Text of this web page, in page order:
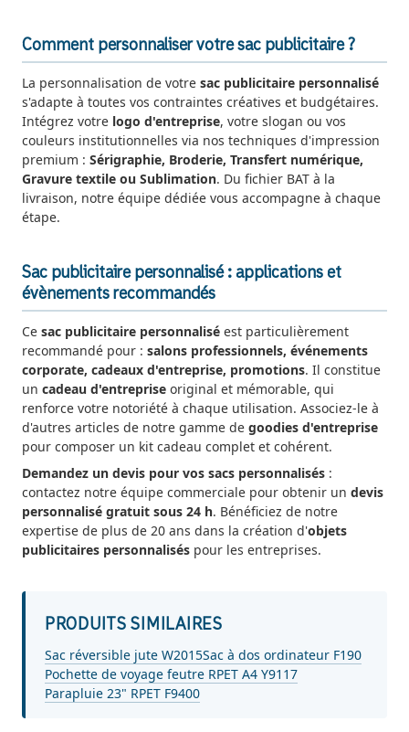
Comment personnaliser votre sac publicitaire ?
La personnalisation de votre sac publicitaire personnalisé
s'adapte à toutes vos contraintes créatives et budgétaires.
Intégrez votre logo d'entreprise, votre slogan ou vos
couleurs institutionnelles via nos techniques d'impression
premium : Sérigraphie, Broderie, Transfert numérique,
Gravure textile ou Sublimation. Du fichier BAT à la
livraison, notre équipe dédiée vous accompagne à chaque
étape.
Sac publicitaire personnalisé : applications et
évènements recommandés
Ce sac publicitaire personnalisé est particulièrement
recommandé pour : salons professionnels, événements
corporate, cadeaux d'entreprise, promotions. Il constitue
un cadeau d'entreprise original et mémorable, qui
renforce votre notoriété à chaque utilisation. Associez-le à
d'autres articles de notre gamme de goodies d'entreprise
pour composer un kit cadeau complet et cohérent.
Demandez un devis pour vos sacs personnalisés :
contactez notre équipe commerciale pour obtenir un devis
personnalisé gratuit sous 24 h. Bénéficiez de notre
expertise de plus de 20 ans dans la création d'objets
publicitaires personnalisés pour les entreprises.
PRODUITS SIMILAIRES
Sac réversible jute W2015Sac à dos ordinateur F190
Pochette de voyage feutre RPET A4 Y9117
Parapluie 23" RPET F9400